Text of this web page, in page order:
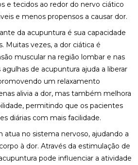
e tecidos ao redor do nervo ciático
e menos propensos a causar dor.
da acupuntura é sua capacidade
Muitas vezes, a dor ciática é
muscular na região lombar e nas
agulhas de acupuntura ajuda a liberar
um relaxamento
alivia a dor, mas também melhora
permitindo que os pacientes
diárias com mais facilidade.
no sistema nervoso, ajudando a
à dor. Através da estimulação de
pode influenciar a atividade